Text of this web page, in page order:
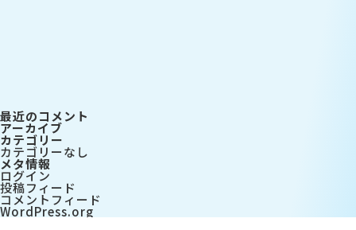
最近のコメント
アーカイブ
カテゴリー
カテゴリーなし
メタ情報
ログイン
投稿フィード
コメントフィード
WordPress.org